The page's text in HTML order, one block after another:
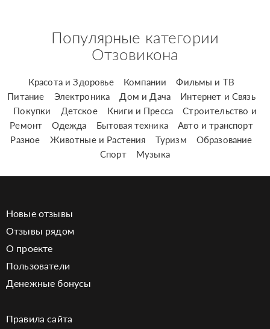
Популярные категории
Отзовикона
Красота и Здоровье Компании
Фильмы и ТВ
Питание
Электроника Дом и Дача
Интернет и Связь
Покупки
Детское Книги и Пресса
Строительство и
Ремонт
Одежда Бытовая техника
Авто и транспорт
Разное
Животные и Растения Туризм
Образование
Спорт
Музыка
Новые отзывы
Отзывы рядом
О проекте
Пользователи
Денежные бонусы
Правила сайта